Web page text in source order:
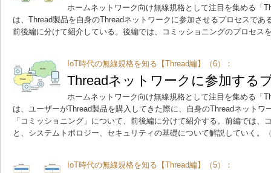
ホームネットワーク向け無線規格として注目を集める「
は、Thread製品を自身のThreadネットワークに参加させるプロセスであ
前後編に分けて紹介している。後編では、コミッショニングのプロセス
IoT時代の無線規格を知る【Thread編】（6）：
Threadネットワークに参加する
ホームネットワーク向け無線規格として注目を集める「
は、ユーザーがThread製品を購入してきた際に、自身のThreadネットワ
「コミッショニング」について、前後編に分けて紹介する。前編では、
と、システムトポロジー、セキュリティの基礎について解説していく。
IoT時代の無線規格を知る【Thread編】（5）：